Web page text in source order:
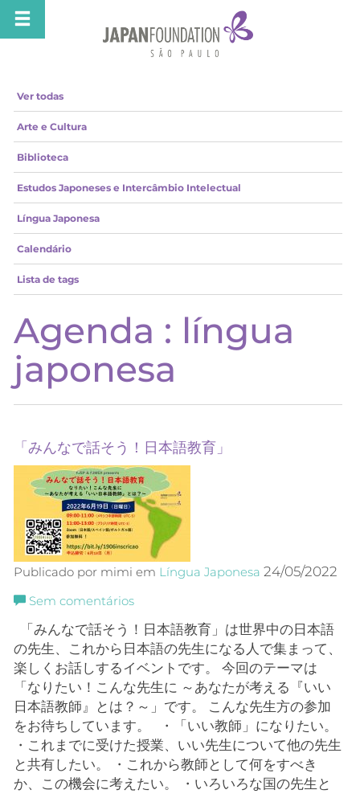
Ver todas
Arte e Cultura
Biblioteca
Estudos Japoneses e Intercâmbio Intelectual
Língua Japonesa
Calendário
Lista de tags
Agenda : língua
japonesa
「みんなで話そう！日本語教育」
Publicado por mimi em Língua Japonesa 24/05/2022
Sem comentários
「みんなで話そう！日本語教育」は世界中の日本語
の先生、これから日本語の先生になる人で集まって、
楽しくお話しするイベントです。 今回のテーマは
「なりたい！こんな先生に ～あなたが考える『いい
日本語教師』とは？～」です。 こんな先生方の参加
をお待ちしています。 ・「いい教師」になりたい。
・これまでに受けた授業、いい先生について他の先生
と共有したい。 ・これから教師として何をすべき
か、この機会に考えたい。 ・いろいろな国の先生と